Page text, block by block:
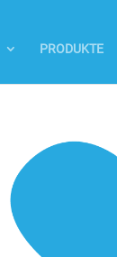
PRODUKTE